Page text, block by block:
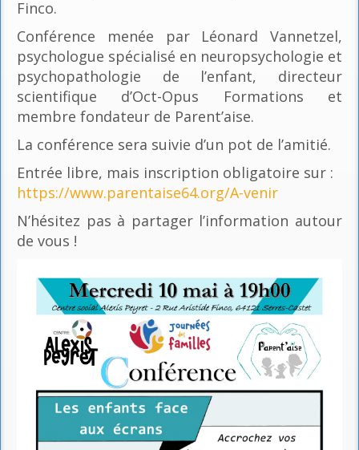
Finco.
Conférence menée par Léonard Vannetzel,
psychologue spécialisé en neuropsychologie et
psychopathologie de l’enfant, directeur
scientifique d’Oct-Opus Formations et
membre fondateur de Parent’aise.
La conférence sera suivie d’un pot de l’amitié.
Entrée libre, mais inscription obligatoire sur :
https://www.parentaise64.org/A-venir
N’hésitez pas à partager l’information autour
de vous !